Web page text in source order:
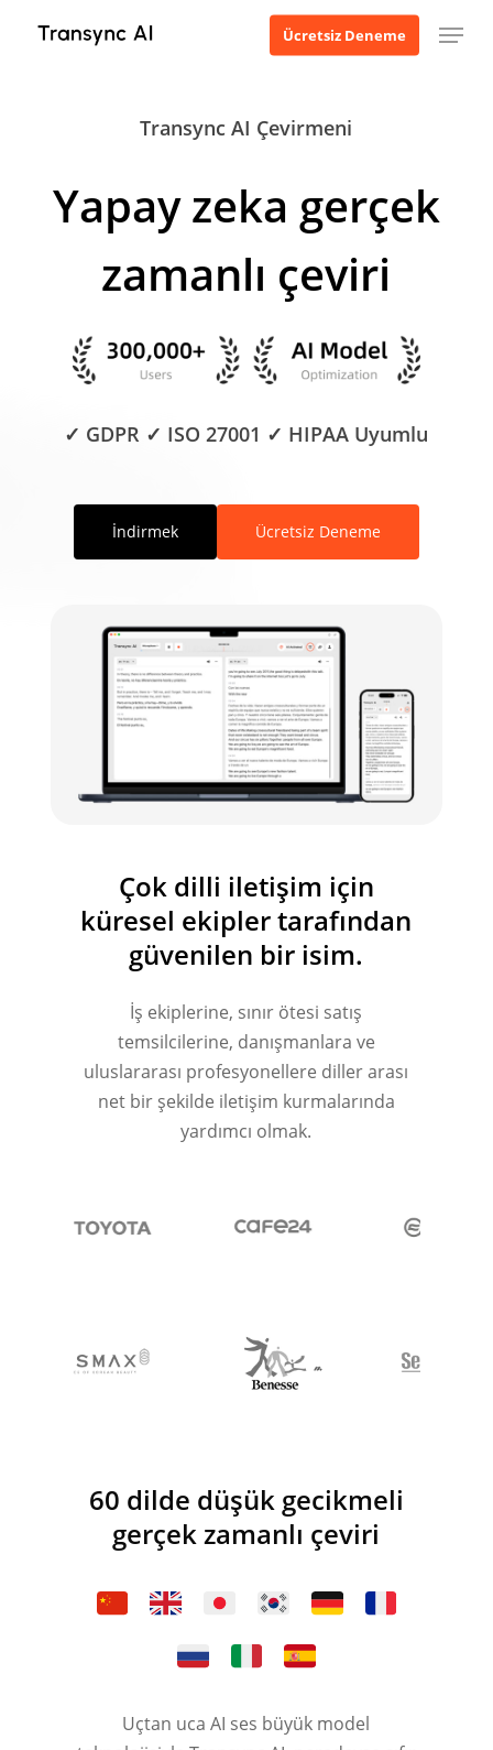
içeriğe
Ücretsiz Deneme Menü
Transync AI Çevirmeni
Yapay zeka gerçek
zamanlı çeviri
✓ GDPR ✓ ISO 27001 ✓ HIPAA Uyumlu
İndirmek Ücretsiz Deneme
Çok dilli iletişim için
küresel ekipler tarafından
güvenilen bir isim.
İş ekiplerine, sınır ötesi satış
temsilcilerine, danışmanlara ve
uluslararası profesyonellere diller arası
net bir şekilde iletişim kurmalarında
yardımcı olmak.
60 dilde düşük gecikmeli
gerçek zamanlı çeviri
Uçtan uca AI ses büyük model